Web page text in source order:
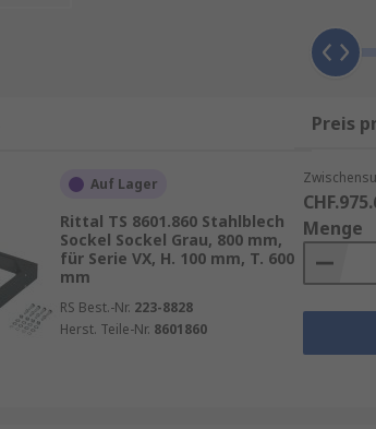
Preis
Auf Lager
Rittal TS 8601.860 Stahlblech
Sockel Sockel Grau, 800 mm,
für Serie VX, H. 100 mm, T. 600
mm
RS Best.-Nr. 223-8828
Herst. Teile-Nr. 8601860
Menge